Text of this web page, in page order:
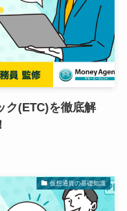
ク(ETC)を徹底解
仮想通貨の基礎知識